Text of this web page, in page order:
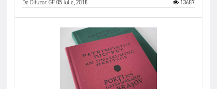
De Difuzor GF05 Iulie, 2018 13687